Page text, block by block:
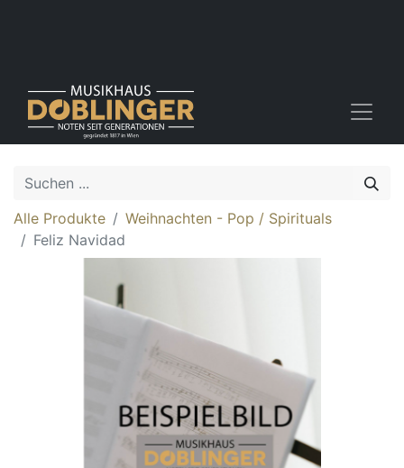
Alle Produkte
Weihnachten - Pop / Spirituals
Feliz Navidad